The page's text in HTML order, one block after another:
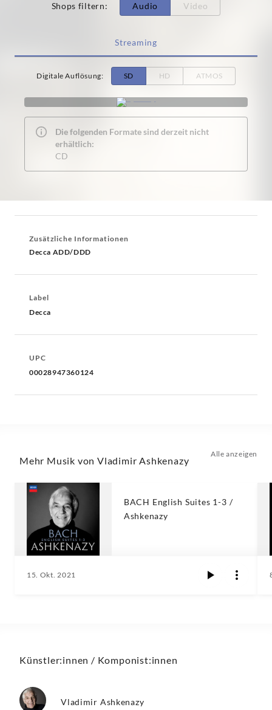
Shops filtern: Audio Video
Streaming
Digitale Auflösung: SD HD ATMOS
Die folgenden Formate sind derzeit nicht
erhältlich:
CD
Zusätzliche Informationen
Decca ADD/DDD
Label
Decca
UPC
00028947360124
Mehr Musik von Vladimir Ashkenazy
Alle anzeigen
BACH English Suites 1-3 /
Ashkenazy
15. Okt. 2021
Künstler:innen / Komponist:innen
Vladimir Ashkenazy